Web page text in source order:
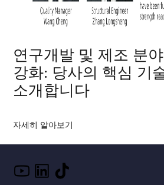
연구개발 및 제조 분
강화: 당사의 핵심 기
소개합니다
자세히 알아보기